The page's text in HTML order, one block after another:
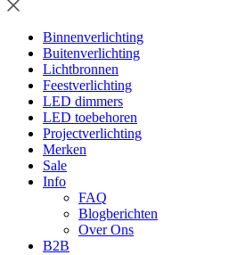
Binnenverlichting
Buitenverlichting
Lichtbronnen
Feestverlichting
LED dimmers
LED toebehoren
Projectverlichting
Merken
Sale
Info
FAQ
Blogberichten
Over Ons
B2B